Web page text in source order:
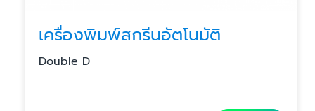
เครื่องพิมพ์สกรีนอัตโนมัติ
Double D